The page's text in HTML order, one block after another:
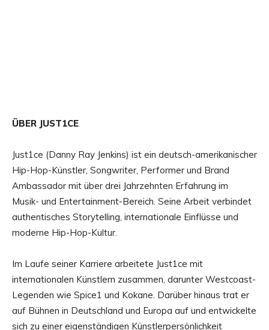
ÜBER JUST1CE
Just1ce (Danny Ray Jenkins) ist ein deutsch-amerikanischer
Hip-Hop-Künstler, Songwriter, Performer und Brand
Ambassador mit über drei Jahrzehnten Erfahrung im
Musik- und Entertainment-Bereich. Seine Arbeit verbindet
authentisches Storytelling, internationale Einflüsse und
moderne Hip-Hop-Kultur.
Im Laufe seiner Karriere arbeitete Just1ce mit
internationalen Künstlern zusammen, darunter Westcoast-
Legenden wie Spice1 und Kokane. Darüber hinaus trat er
auf Bühnen in Deutschland und Europa auf und entwickelte
sich zu einer eigenständigen Künstlerpersönlichkeit